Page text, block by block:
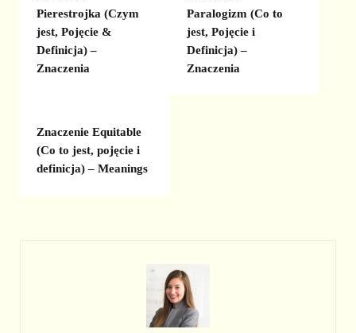
Pierestrojka (Czym
jest, Pojęcie &
Definicja) –
Znaczenia
Paralogizm (Co to
jest, Pojęcie i
Definicja) –
Znaczenia
Znaczenie Equitable
(Co to jest, pojęcie i
definicja) – Meanings